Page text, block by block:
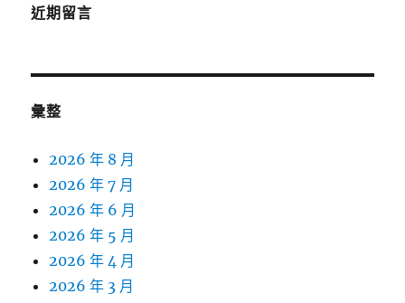
近期留言
彙整
2026 年 8 月
2026 年 7 月
2026 年 6 月
2026 年 5 月
2026 年 4 月
2026 年 3 月